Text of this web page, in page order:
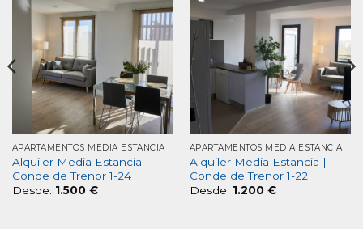
APARTAMENTOS MEDIA ESTANCIA
Alquiler Media Estancia |
Conde de Trenor 1-24
Desde: 1.500 €
APARTAMENTOS MEDIA ESTANCIA
Alquiler Media Estancia |
Conde de Trenor 1-22
Desde: 1.200 €